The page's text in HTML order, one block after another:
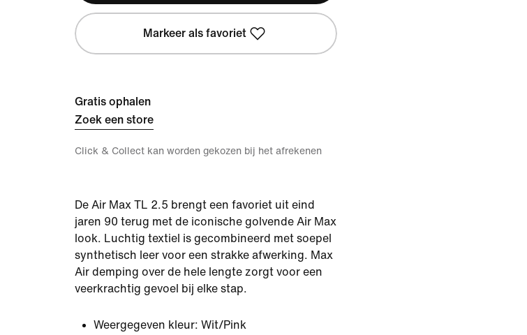
Markeer als favoriet
Gratis ophalen
Zoek een store
Click & Collect kan worden gekozen bij het afrekenen
De Air Max TL 2.5 brengt een favoriet uit eind
jaren 90 terug met de iconische golvende Air Max
look. Luchtig textiel is gecombineerd met soepel
synthetisch leer voor een strakke afwerking. Max
Air demping over de hele lengte zorgt voor een
veerkrachtig gevoel bij elke stap.
Weergegeven kleur: Wit/Pink